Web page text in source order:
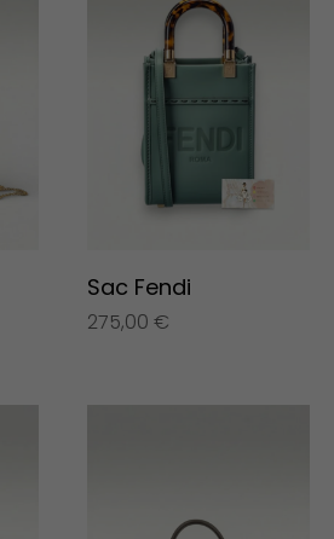
Sac Fendi
275,00 €